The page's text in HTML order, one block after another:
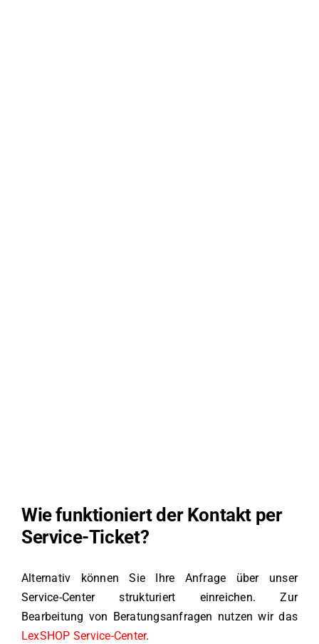
Wie funktioniert der Kontakt per
Service-Ticket?
Alternativ können Sie Ihre Anfrage über unser
Service-Center strukturiert einreichen. Zur
Bearbeitung von Beratungsanfragen nutzen wir das
LexSHOP Service-Center.